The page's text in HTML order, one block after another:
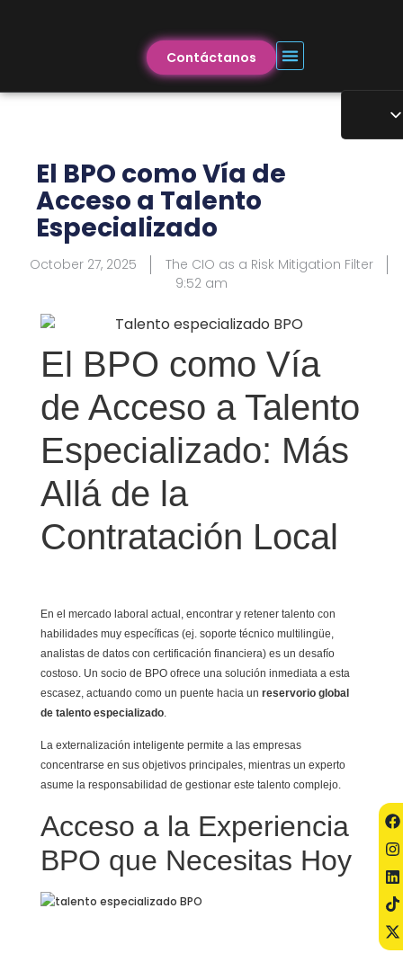
Contáctanos
El BPO como Vía de
Acceso a Talento
Especializado
October 27, 2025
The CIO as a Risk Mitigation Filter
9:52 am
El BPO como Vía
de Acceso a Talento
Especializado: Más
Allá de la
Contratación Local
En el mercado laboral actual, encontrar y retener talento con
habilidades muy específicas (ej. soporte técnico multilingüe,
analistas de datos con certificación financiera) es un desafío
costoso. Un socio de BPO ofrece una solución inmediata a esta
escasez, actuando como un puente hacia un reservorio global
de talento especializado.
La externalización inteligente permite a las empresas
concentrarse en sus objetivos principales, mientras un experto
asume la responsabilidad de gestionar este talento complejo.
Acceso a la Experiencia
BPO que Necesitas Hoy